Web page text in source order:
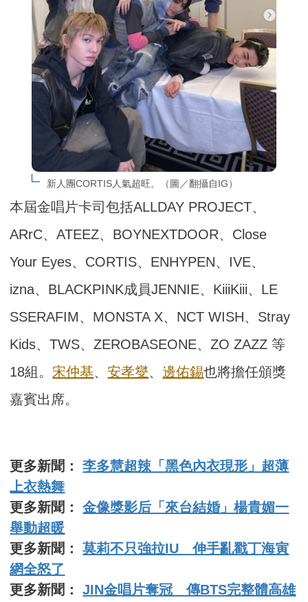
新人團CORTIS人氣超旺。（圖／翻攝自IG）
本屆金唱片卡司包括ALLDAY PROJECT、
ARrC、ATEEZ、BOYNEXTDOOR、Close
Your Eyes、CORTIS、ENHYPEN、IVE、
izna、BLACKPINK成員JENNIE、KiiiKiii、LE
SSERAFIM、MONSTA X、NCT WISH、Stray
Kids、TWS、ZEROBASEONE、ZO ZAZZ 等
18組。 宋仲基、安孝燮、邊佑錫也將擔任頒獎
嘉賓出席。
更多新聞：李多慧超辣「黑色內衣現形」超薄
上衣熱舞
更多新聞：金像獎影后「來台結婚」楊貴媚一
舉動超暖
更多新聞：莫莉不只強拉IU 伸手亂戳丁海寅
網全怒了
更多新聞：JIN金唱片奪冠 傳BTS完整體高雄